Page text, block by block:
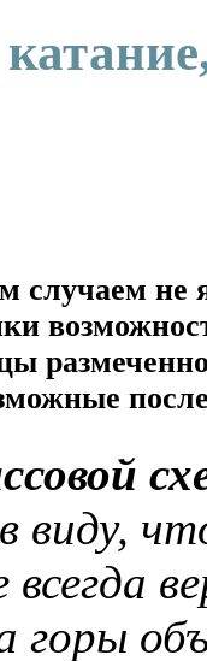
случаем не
виду,
всегда
горы